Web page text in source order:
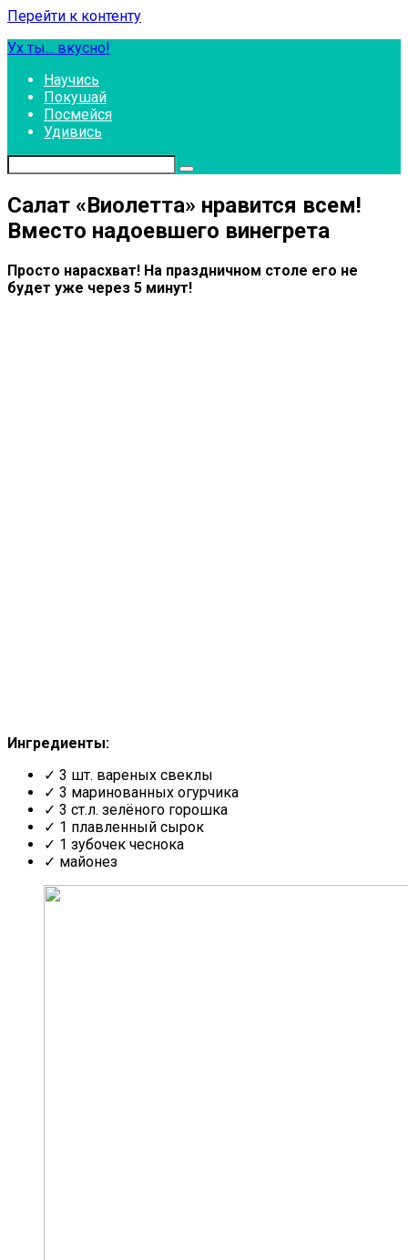
Перейти к контенту
Ух ты... вкусно!
Научись
Покушай
Посмейся
Удивись
Салат «Виолетта» нравится всем!
Вместо надоевшего винегрета
Просто нарасхват! На праздничном столе его не
будет уже через 5 минут!
Ингредиенты:
✓ 3 шт. вареных свеклы
✓ 3 маринованных огурчика
✓ 3 ст.л. зелёного горошка
✓ 1 плавленный сырок
✓ 1 зубочек чеснока
✓ майонез